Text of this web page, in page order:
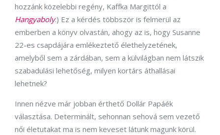
hozzánk közelebbi regény, Kaffka Margittól a
Hangyaboly.) Ez a kérdés többször is felmerül az
emberben a könyv olvastán, ahogy az is, hogy Susanne
22-es csapdájára emlékeztető élethelyzetének,
amelyből sem a zárdában, sem a külvilágban nem látszik
szabadulási lehetőség, milyen kortárs áthallásai
lehetnek?
Innen nézve már jobban érthető Dollár Papáék
választása. Determinált, sehonnan sehová sem vezető
női életutakat ma is nem keveset látunk magunk körül.